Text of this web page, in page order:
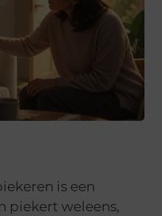
is een
piekert weleens,